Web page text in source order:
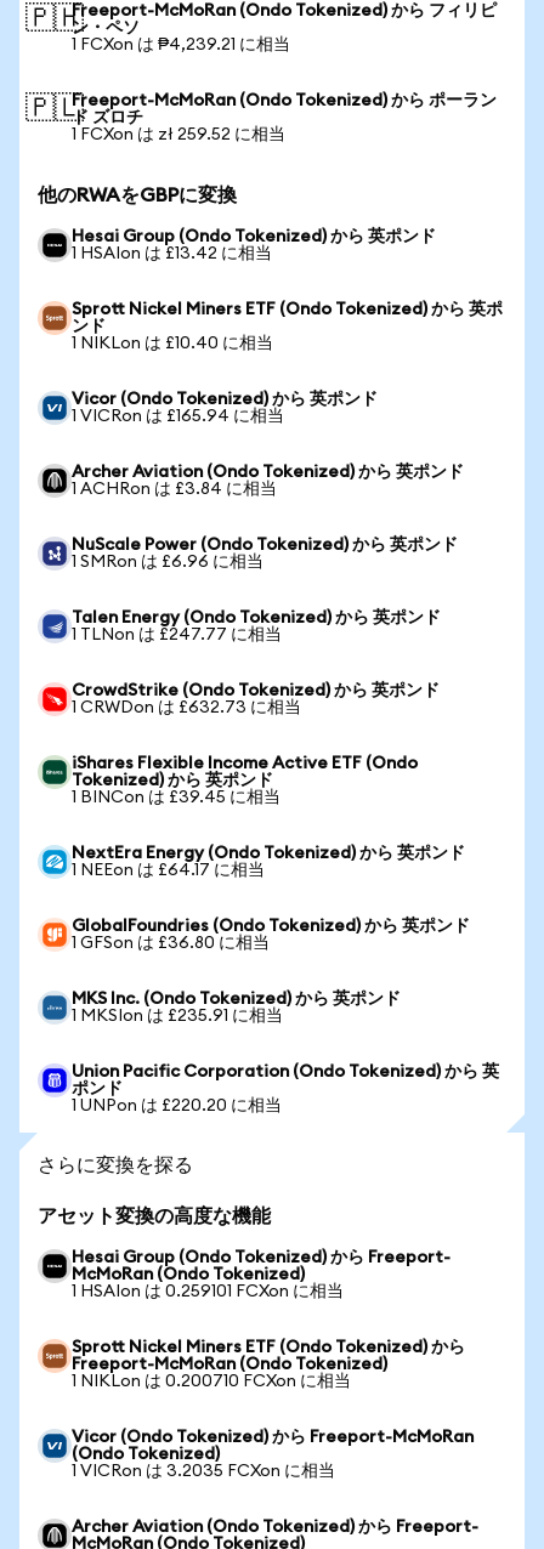
🇵🇭Freeport-McMoRan (Ondo Tokenized) から フィリピ
ン・ペソ
1 FCXon は ₱4,239.21 に相当
🇵🇱Freeport-McMoRan (Ondo Tokenized) から ポーラン
ド ズロチ
1 FCXon は zł 259.52 に相当
他のRWAをGBPに変換
Hesai Group (Ondo Tokenized) から 英ポンド
1 HSAIon は £13.42 に相当
Sprott Nickel Miners ETF (Ondo Tokenized) から 英ポ
ンド
1 NIKLon は £10.40 に相当
Vicor (Ondo Tokenized) から 英ポンド
1 VICRon は £165.94 に相当
Archer Aviation (Ondo Tokenized) から 英ポンド
1 ACHRon は £3.84 に相当
NuScale Power (Ondo Tokenized) から 英ポンド
1 SMRon は £6.96 に相当
Talen Energy (Ondo Tokenized) から 英ポンド
1 TLNon は £247.77 に相当
CrowdStrike (Ondo Tokenized) から 英ポンド
1 CRWDon は £632.73 に相当
iShares Flexible Income Active ETF (Ondo
Tokenized) から 英ポンド
1 BINCon は £39.45 に相当
NextEra Energy (Ondo Tokenized) から 英ポンド
1 NEEon は £64.17 に相当
GlobalFoundries (Ondo Tokenized) から 英ポンド
1 GFSon は £36.80 に相当
MKS Inc. (Ondo Tokenized) から 英ポンド
1 MKSIon は £235.91 に相当
Union Pacific Corporation (Ondo Tokenized) から 英
ポンド
1 UNPon は £220.20 に相当
さらに変換を探る
アセット変換の高度な機能
Hesai Group (Ondo Tokenized) から Freeport-
McMoRan (Ondo Tokenized)
1 HSAIon は 0.259101 FCXon に相当
Sprott Nickel Miners ETF (Ondo Tokenized) から
Freeport-McMoRan (Ondo Tokenized)
1 NIKLon は 0.200710 FCXon に相当
Vicor (Ondo Tokenized) から Freeport-McMoRan
(Ondo Tokenized)
1 VICRon は 3.2035 FCXon に相当
Archer Aviation (Ondo Tokenized) から Freeport-
McMoRan (Ondo Tokenized)